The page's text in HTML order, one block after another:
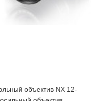
объектив NX 12-